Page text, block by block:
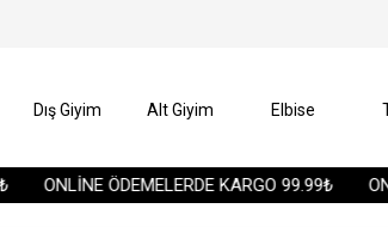
ONLİNE ÖDEMELERDE KARGO 99.99₺
Dış Giyim Alt Giyim Elbise